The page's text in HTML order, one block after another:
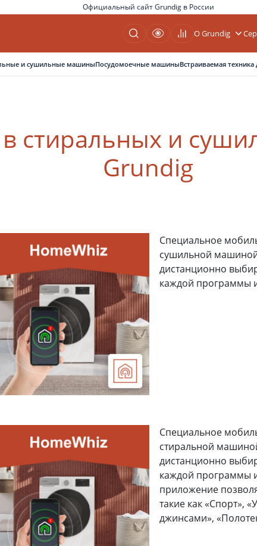
Официальный сайт Grundig в России
О Grundig
и сушильные машиныПосудомоечные машиныВстраиваемая техника
в стиральных и
Grundig
Специальное
сушильной
дистанционно
каждой программы
Специальное
стиральной
дистанционно
каждой программы
приложение
такие как «Спорт»,
джинсами»,